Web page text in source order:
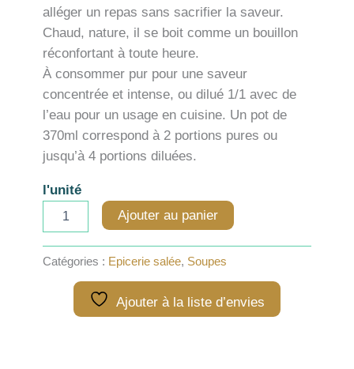
alléger un repas sans sacrifier la saveur.
Chaud, nature, il se boit comme un bouillon
réconfortant à toute heure.
À consommer pur pour une saveur
concentrée et intense, ou dilué 1/1 avec de
l’eau pour un usage en cuisine. Un pot de
370ml correspond à 2 portions pures ou
jusqu’à 4 portions diluées.
l'unité
végétarien
légumes
Ajouter au panier
Catégories : Epicerie salée, Soupes
Ajouter à la liste d’envies